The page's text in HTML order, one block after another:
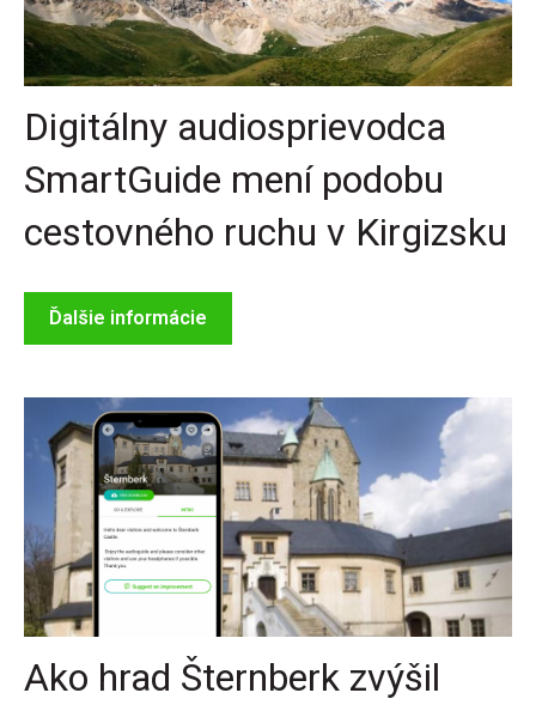
Digitálny audiosprievodca
SmartGuide mení podobu
cestovného ruchu v Kirgizsku
Ďalšie informácie
Ako hrad Šternberk zvýšil